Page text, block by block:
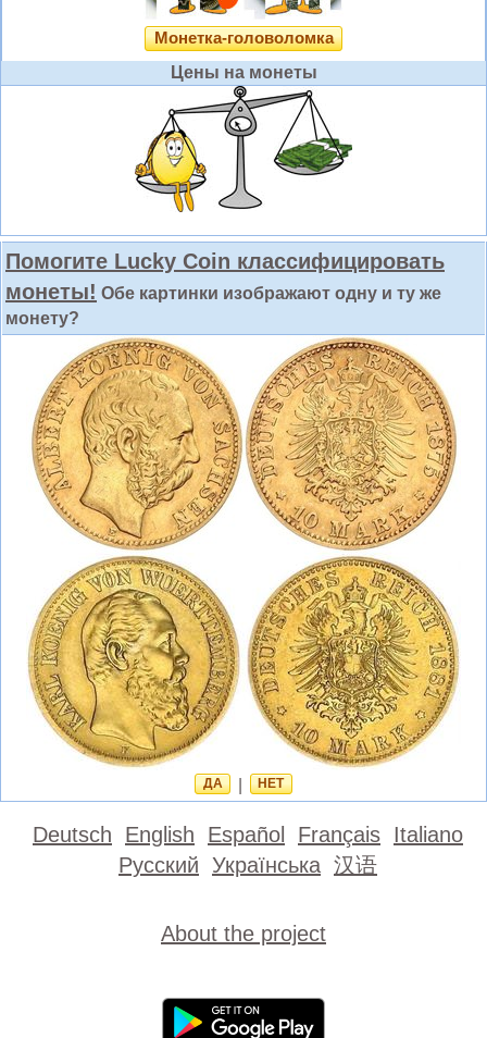
Монетка-головоломка
Цены на монеты
Помогите Lucky Coin классифицировать
монеты! Обе картинки изображают одну и ту же
монету?
ДА НЕТ
Deutsch English Español Français Italiano
Русский Українська 汉语
About the project